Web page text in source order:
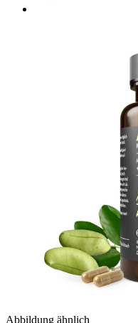
Abbildung ähnlich